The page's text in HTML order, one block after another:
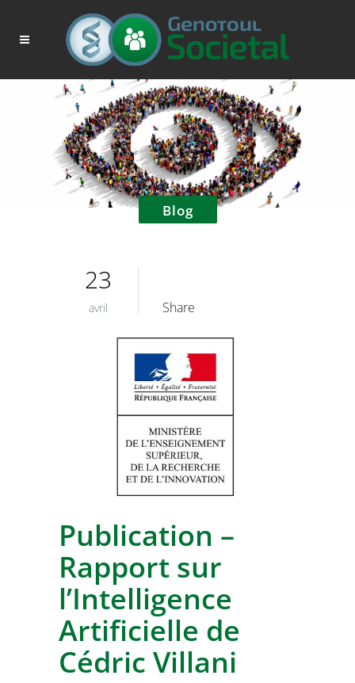
Blog
23
avril Share
Publication –
Rapport sur
l’Intelligence
Artificielle de
Cédric Villani